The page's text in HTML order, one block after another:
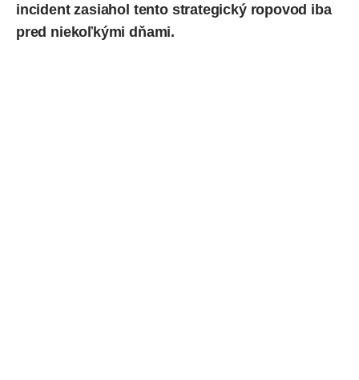
incident zasiahol tento strategický ropovod iba
pred niekoľkými dňami.